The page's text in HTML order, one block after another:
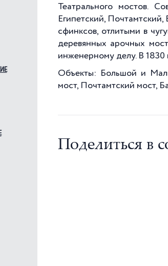
Театрального мостов.
Египетский,
сфинксов, отлитыми в
деревянных арочных
инженерному делу. В 1830
Объекты: Большой и
мост, Почтамтский мост,
Поделиться в